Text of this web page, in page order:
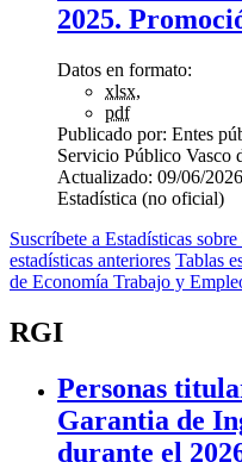
2025.
Datos en formato:
xlsx,
pdf
Publicado por: Entes
Servicio Público Vasco
Actualizado: 09/06/2026
Estadística (no oficial)
Suscríbete a Estadísticas
estadísticas anteriores Tablas
de Economía Trabajo y
RGI
Personas
Garantia de
durante el